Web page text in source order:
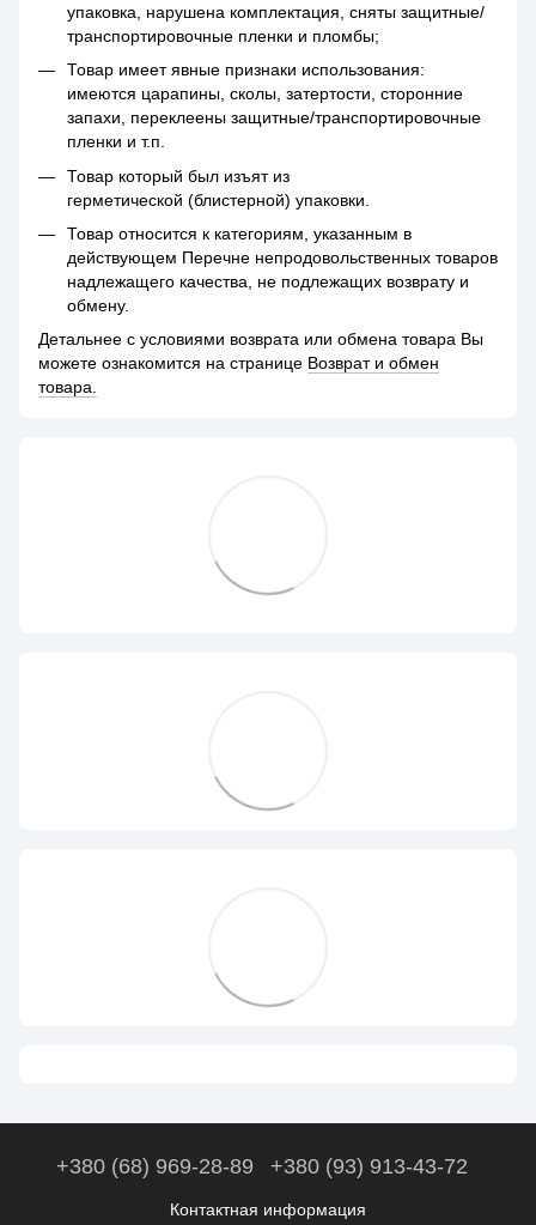
упаковка, нарушена комплектация, сняты защитные/
транспортировочные пленки и пломбы;
Товар имеет явные признаки использования:
имеются царапины, сколы, затертости, сторонние
запахи, переклеены защитные/транспортировочные
пленки и т.п.
Товар который был изъят из
герметической (блистерной) упаковки.
Товар относится к категориям, указанным в
действующем Перечне непродовольственных товаров
надлежащего качества, не подлежащих возврату и
обмену.
Детальнее с условиями возврата или обмена товара Вы
можете ознакомится на странице Возврат и обмен
товара.
+380 (68) 969-28-89 +380 (93) 913-43-72
Контактная информация